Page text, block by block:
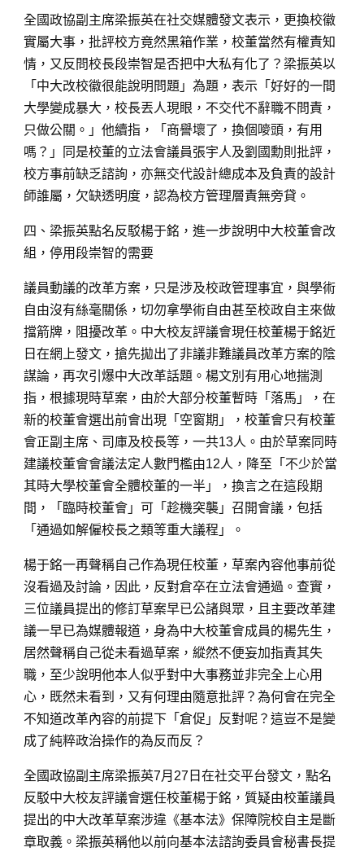
全國政協副主席梁振英在社交媒體發文表示，更換校徽
實屬大事，批評校方竟然黑箱作業，校董當然有權責知
情，又反問校長段崇智是否把中大私有化了？梁振英以
「中大改校徽很能說明問題」為題，表示「好好的一間
大學變成暴大，校長丟人現眼，不交代不辭職不問責，
只做公關。」他續指，「商譽壞了，換個嘜頭，有用
嗎？」同是校董的立法會議員張宇人及劉國勳則批評，
校方事前缺乏諮詢，亦無交代設計總成本及負責的設計
師誰屬，欠缺透明度，認為校方管理層責無旁貸。
四、梁振英點名反駁楊于銘，進一步說明中大校董會改
組，停用段崇智的需要
議員動議的改革方案，只是涉及校政管理事宜，與學術
自由沒有絲毫關係，切勿拿學術自由甚至校政自主來做
擋箭牌，阻擾改革。中大校友評議會現任校董楊于銘近
日在網上發文，搶先拋出了非議非難議員改革方案的陰
謀論，再次引爆中大改革話題。楊文別有用心地揣測
指，根據現時草案，由於大部分校董暫時「落馬」，在
新的校董會選出前會出現「空窗期」，校董會只有校董
會正副主席、司庫及校長等，一共13人。由於草案同時
建議校董會會議法定人數門檻由12人，降至「不少於當
其時大學校董會全體校董的一半」，換言之在這段期
間，「臨時校董會」可「趁機突襲」召開會議，包括
「通過如解僱校長之類等重大議程」。
楊于銘一再聲稱自己作為現任校董，草案內容他事前從
沒看過及討論，因此，反對倉卒在立法會通過。查實，
三位議員提出的修訂草案早已公諸與眾，且主要改革建
議一早已為媒體報道，身為中大校董會成員的楊先生，
居然聲稱自己從未看過草案，縱然不便妄加指責其失
職，至少說明他本人似乎對中大事務並非完全上心用
心，既然未看到，又有何理由隨意批評？為何會在完全
不知道改革內容的前提下「倉促」反對呢？這豈不是變
成了純粹政治操作的為反而反？
全國政協副主席梁振英7月27日在社交平台發文，點名
反駁中大校友評議會選任校董楊于銘，質疑由校董議員
提出的中大改革草案涉違《基本法》保障院校自主是斷
章取義。梁振英稱他以前向基本法諮詢委員會秘書長提